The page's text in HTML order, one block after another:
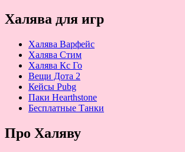
Халява для игр
Халява Варфейс
Халява Стим
Халява Кс Го
Вещи Дота 2
Кейсы Pubg
Паки Hearthstone
Бесплатные Танки
Про Халяву